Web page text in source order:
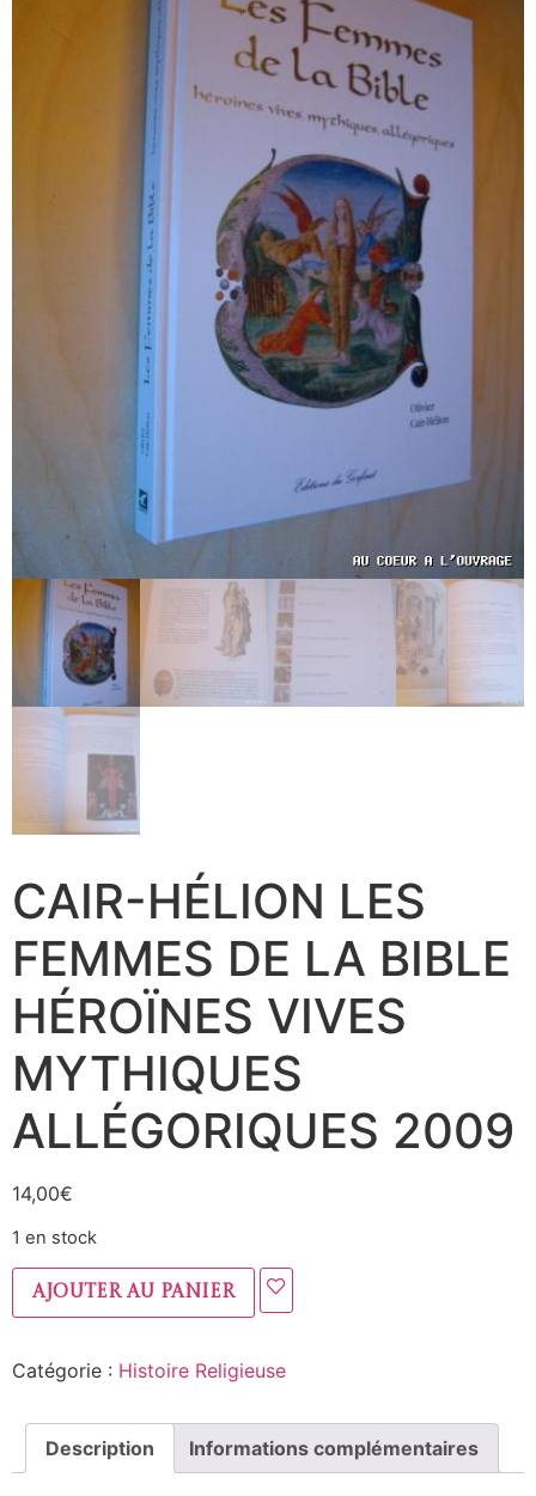
CAIR-HÉLION LES
FEMMES DE LA BIBLE
HÉROÏNES VIVES
MYTHIQUES
ALLÉGORIQUES 2009
14,00€
1 en stock
Ajouter au panier
Catégorie : Histoire Religieuse
Description Informations complémentaires